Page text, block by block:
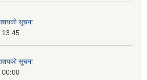
सूचना
13:45
सूचना
00:00